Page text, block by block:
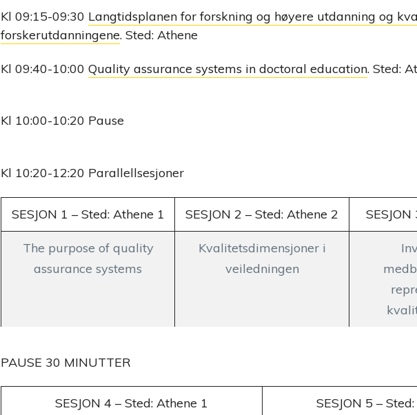
Kl 09:15-09:30 Langtidsplanen for forskning og høyere utdanning og
forskerutdanningene. Sted: Athene
Kl 09:40-10:00Quality assurance systems in doctoral education. Sted:
Kl 10:00-10:20 Pause
Kl 10:20-12:20 Parallellsesjoner
SESJON 1 – Sted: Athene 1 SESJON 2 – Sted: Athene 2
The purpose of quality
assurance systems
Kvalitetsdimensjoner i
veiledningen
PAUSE 30 MINUTTER
SESJON 4 – Sted: Athene 1 SESJON 5 –